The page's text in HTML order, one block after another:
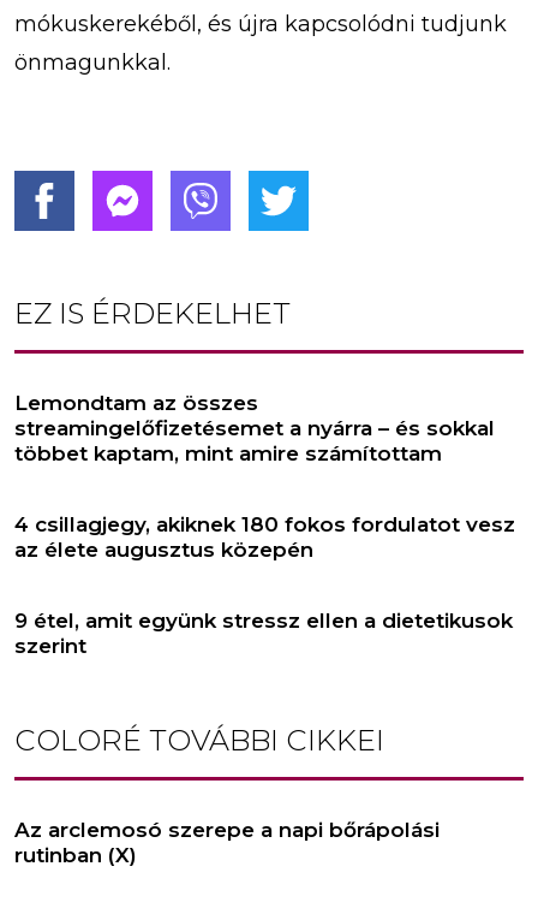
mókuskerekéből, és újra kapcsolódni tudjunk
önmagunkkal.
EZ IS ÉRDEKELHET
Lemondtam az összes
streamingelőfizetésemet a nyárra – és sokkal
többet kaptam, mint amire számítottam
4 csillagjegy, akiknek 180 fokos fordulatot vesz
az élete augusztus közepén
9 étel, amit együnk stressz ellen a dietetikusok
szerint
COLORÉ TOVÁBBI CIKKEI
Az arclemosó szerepe a napi bőrápolási
rutinban (X)